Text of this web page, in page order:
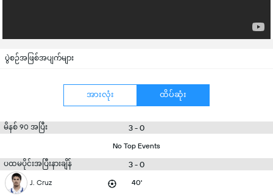
ပွဲစဉ်အဖြစ်အပျက်များ
အားလုံး ထိပ်ဆုံး
မိနစ် 90 အပြီး 3 - 0
No Top Events
ပထမပိုင်းအပြီးနားချိန် 3 - 0
J. Cruz 40'